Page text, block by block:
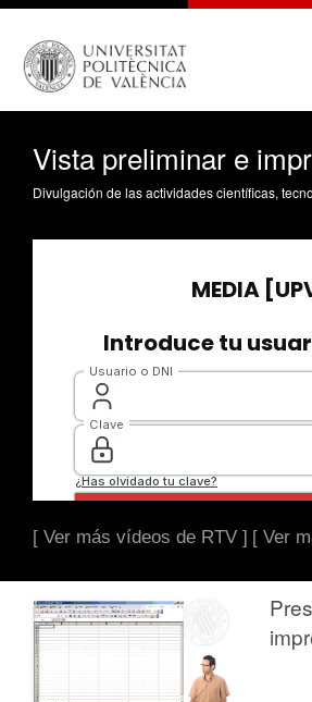
Vista preliminar e
[ Ver más vídeos de RTV ] [ Ver